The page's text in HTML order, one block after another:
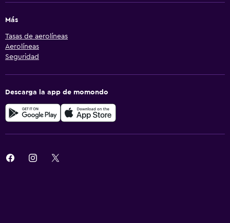
Más
Tasas de aerolíneas
Aerolíneas
Seguridad
Descarga la app de momondo